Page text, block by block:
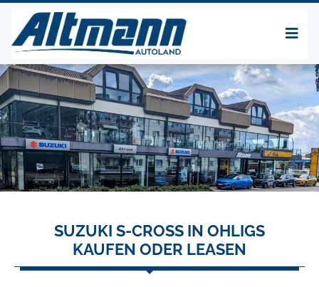
SUZUKI S-CROSS IN OHLIGS
KAUFEN ODER LEASEN